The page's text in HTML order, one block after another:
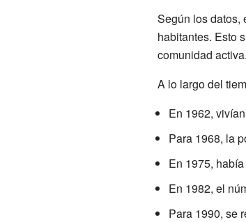
Según los datos,
habitantes. Esto
comunidad activa.
A lo largo del
En 1962,
Para 1968, la
En 1975,
En 1982, el
Para 1990, se